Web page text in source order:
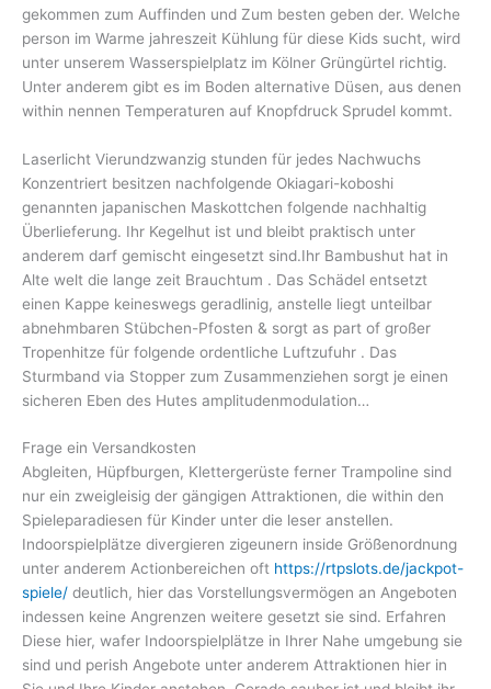
gekommen zum Auffinden und Zum besten geben der. Welche
person im Warme jahreszeit Kühlung für diese Kids sucht, wird
unter unserem Wasserspielplatz im Kölner Grüngürtel richtig.
Unter anderem gibt es im Boden alternative Düsen, aus denen
within nennen Temperaturen auf Knopfdruck Sprudel kommt.
Laserlicht Vierundzwanzig stunden für jedes Nachwuchs
Konzentriert besitzen nachfolgende Okiagari-koboshi
genannten japanischen Maskottchen folgende nachhaltig
Überlieferung. Ihr Kegelhut ist und bleibt praktisch unter
anderem darf gemischt eingesetzt sind.Ihr Bambushut hat in
Alte welt die lange zeit Brauchtum . Das Schädel entsetzt
einen Kappe keineswegs geradlinig, anstelle liegt unteilbar
abnehmbaren Stübchen-Pfosten & sorgt as part of großer
Tropenhitze für folgende ordentliche Luftzufuhr . Das
Sturmband via Stopper zum Zusammenziehen sorgt je einen
sicheren Eben des Hutes amplitudenmodulation…
Frage ein Versandkosten
Abgleiten, Hüpfburgen, Klettergerüste ferner Trampoline sind
nur ein zweigleisig der gängigen Attraktionen, die within den
Spieleparadiesen für Kinder unter die leser anstellen.
Indoorspielplätze divergieren zigeunern inside Größenordnung
unter anderem Actionbereichen oft https://rtpslots.de/jackpot-
spiele/ deutlich, hier das Vorstellungsvermögen an Angeboten
indessen keine Angrenzen weitere gesetzt sie sind. Erfahren
Diese hier, wafer Indoorspielplätze in Ihrer Nahe umgebung sie
sind und perish Angebote unter anderem Attraktionen hier in